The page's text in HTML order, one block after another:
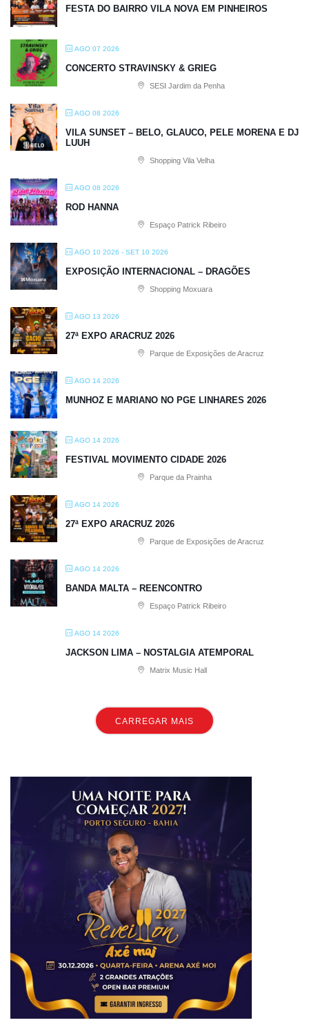
FESTA DO BAIRRO VILA NOVA EM PINHEIROS
AGO 07 2026
CONCERTO STRAVINSKY & GRIEG
SESI Jardim da Penha
AGO 08 2026
VILA SUNSET – BELO, GLAUCO, PELE MORENA E DJ
LUUH
Shopping Vila Velha
AGO 08 2026
ROD HANNA
Espaço Patrick Ribeiro
AGO 10 2026 - SET 10 2026
EXPOSIÇÃO INTERNACIONAL – DRAGÕES
Shopping Moxuara
AGO 13 2026
27ª EXPO ARACRUZ 2026
Parque de Exposições de Aracruz
AGO 14 2026
MUNHOZ E MARIANO NO PGE LINHARES 2026
AGO 14 2026
FESTIVAL MOVIMENTO CIDADE 2026
Parque da Prainha
AGO 14 2026
27ª EXPO ARACRUZ 2026
Parque de Exposições de Aracruz
AGO 14 2026
BANDA MALTA – REENCONTRO
Espaço Patrick Ribeiro
AGO 14 2026
JACKSON LIMA – NOSTALGIA ATEMPORAL
Matrix Music Hall
CARREGAR MAIS